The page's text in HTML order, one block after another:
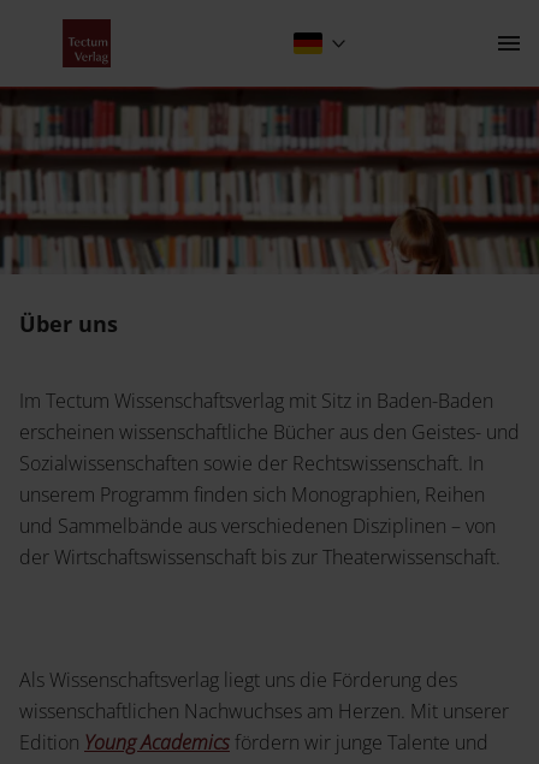
Über uns
Programm
Fachbereiche
Prospekte und Kataloge
Wissenschaftlich publizieren
Young Academics
Service
Kontakt
Über uns
Über uns
Im Tectum Wissenschaftsverlag mit Sitz in Baden-Baden
erscheinen wissenschaftliche Bücher aus den Geistes- und
Sozialwissenschaften sowie der Rechtswissenschaft. In
unserem Programm finden sich Monographien, Reihen
und Sammelbände aus verschiedenen Disziplinen – von
der Wirtschaftswissenschaft bis zur Theaterwissenschaft.
Als Wissenschaftsverlag liegt uns die Förderung des
wissenschaftlichen Nachwuchses am Herzen. Mit unserer
Edition Young Academics fördern wir junge Talente und